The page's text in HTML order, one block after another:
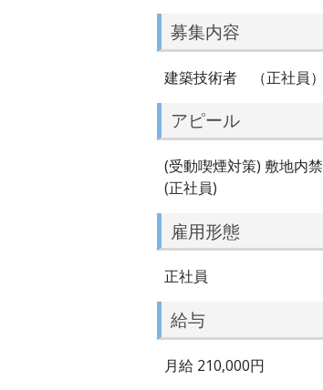
募集内容
建築技術者 （正社員）
アピール
(受動喫煙対策) 敷地内
(正社員)
雇用形態
正社員
給与
月給 210,000円